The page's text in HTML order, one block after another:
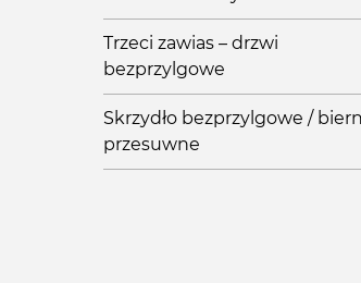
Trzeci zawias – drzwi
bezprzylgowe
Skrzydło bezprzylgowe /
przesuwne